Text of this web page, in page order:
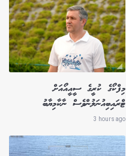
މިފްކޯގެ ކުރީގެ ސީއީއޯއަށް
ޓްރައިބިއުނަލުންވެސް ނާކާމިޔާބު
3 hours ago